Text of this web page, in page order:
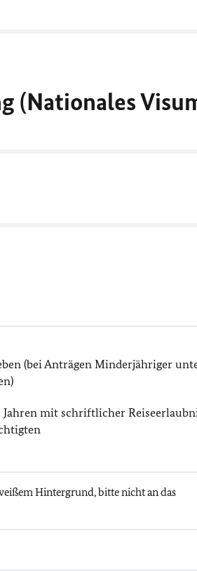
(Nationales
(bei Anträgen Minderjähriger
mit schriftlicher
Hintergrund, bitte nicht an das